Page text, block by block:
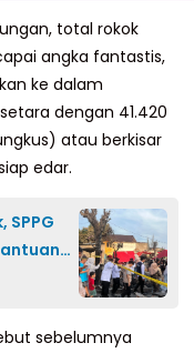
total rokok
angka fantastis,
ke dalam
dengan 41.420
atau berkisar
edar.
SPPG
sebelumnya